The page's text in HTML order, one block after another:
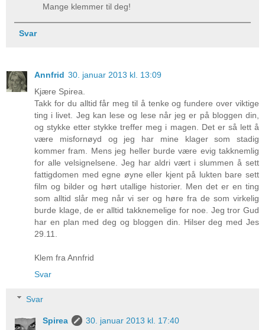
Mange klemmer til deg!
Svar
Annfrid 30. januar 2013 kl. 13:09
Kjære Spirea.
Takk for du alltid får meg til å tenke og fundere over viktige
ting i livet. Jeg kan lese og lese når jeg er på bloggen din,
og stykke etter stykke treffer meg i magen. Det er så lett å
være misfornøyd og jeg har mine klager som stadig
kommer fram. Mens jeg heller burde være evig takknemlig
for alle velsignelsene. Jeg har aldri vært i slummen å sett
fattigdomen med egne øyne eller kjent på lukten bare sett
film og bilder og hørt utallige historier. Men det er en ting
som alltid slår meg når vi ser og høre fra de som virkelig
burde klage, de er alltid takknemelige for noe. Jeg tror Gud
har en plan med deg og bloggen din. Hilser deg med Jes
29.11.
Klem fra Annfrid
Svar
Svar
Spirea
30. januar 2013 kl. 17:40